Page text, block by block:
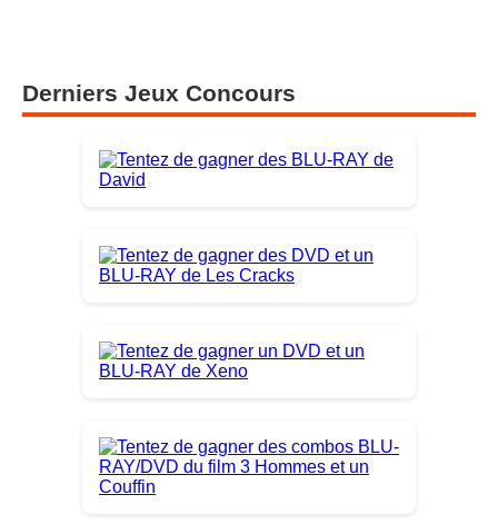
Derniers Jeux Concours